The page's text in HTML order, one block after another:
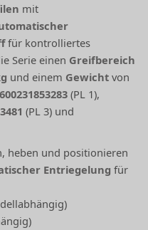
mit
für kontrolliertes
Serie einen Greifbereich
und einem Gewicht von
(PL 1),
(PL 3) und
heben und positionieren
Entriegelung für